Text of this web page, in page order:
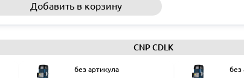
Добавить в корзину
CNP CDLK
без артикула без